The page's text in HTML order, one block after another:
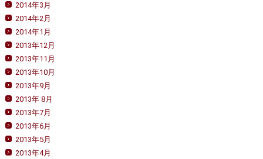
2014年3月
2014年2月
2014年1月
2013年12月
2013年11月
2013年10月
2013年9月
2013年 8月
2013年7月
2013年6月
2013年5月
2013年4月